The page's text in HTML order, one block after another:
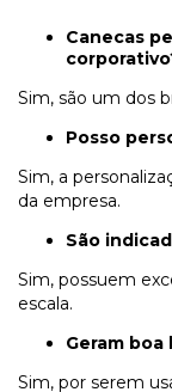
Canecas
Sim, são um dos
Posso
Sim, a
da empresa.
São
Sim, possuem
escala.
Geram boa
Sim, por serem